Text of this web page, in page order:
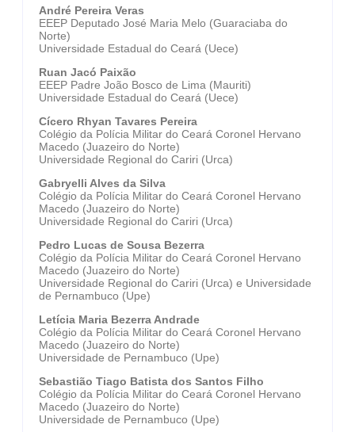
André Pereira Veras
EEEP Deputado José Maria Melo (Guaraciaba do
Norte)
Universidade Estadual do Ceará (Uece)
Ruan Jacó Paixão
EEEP Padre João Bosco de Lima (Mauriti)
Universidade Estadual do Ceará (Uece)
Cícero Rhyan Tavares Pereira
Colégio da Polícia Militar do Ceará Coronel Hervano
Macedo (Juazeiro do Norte)
Universidade Regional do Cariri (Urca)
Gabryelli Alves da Silva
Colégio da Polícia Militar do Ceará Coronel Hervano
Macedo (Juazeiro do Norte)
Universidade Regional do Cariri (Urca)
Pedro Lucas de Sousa Bezerra
Colégio da Polícia Militar do Ceará Coronel Hervano
Macedo (Juazeiro do Norte)
Universidade Regional do Cariri (Urca) e Universidade
de Pernambuco (Upe)
Letícia Maria Bezerra Andrade
Colégio da Polícia Militar do Ceará Coronel Hervano
Macedo (Juazeiro do Norte)
Universidade de Pernambuco (Upe)
Sebastião Tiago Batista dos Santos Filho
Colégio da Polícia Militar do Ceará Coronel Hervano
Macedo (Juazeiro do Norte)
Universidade de Pernambuco (Upe)